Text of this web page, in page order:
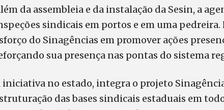
da assembleia e da instalação da Sesin, a
sindicais em portos e em uma pedreira.
do Sinagências em promover ações
sua presença nas pontas do sistema
iniciativa no estado, integra o projeto
das bases sindicais estaduais em